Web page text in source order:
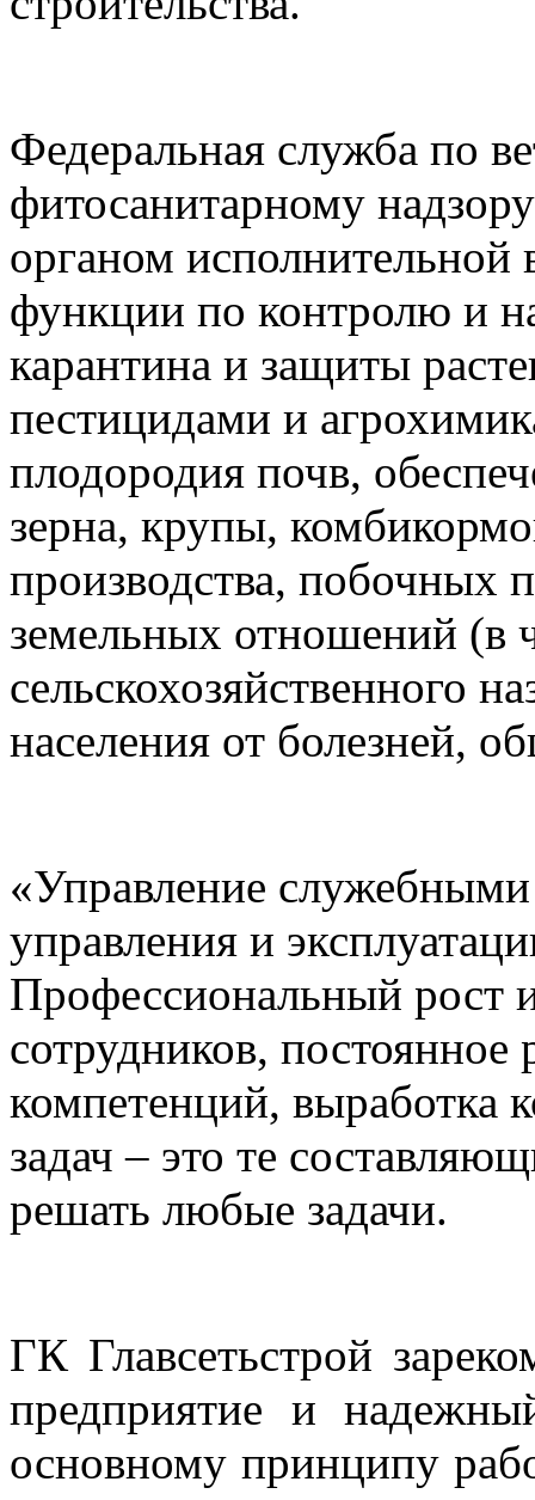
Федеральная служба по
фитосанитарному
органом
функции по контролю и
карантина и защиты
пестицидами и
плодородия почв,
зерна, крупы,
производства, побочных
земельных отношений (в
сельскохозяйственного
населения от болезней,
«Управление
управления и
Профессиональный рост
сотрудников, постоянное
компетенций, выработка
задач – это те
решать любые задачи.
ГК Главсетьстрой
предприятие и
основному принципу